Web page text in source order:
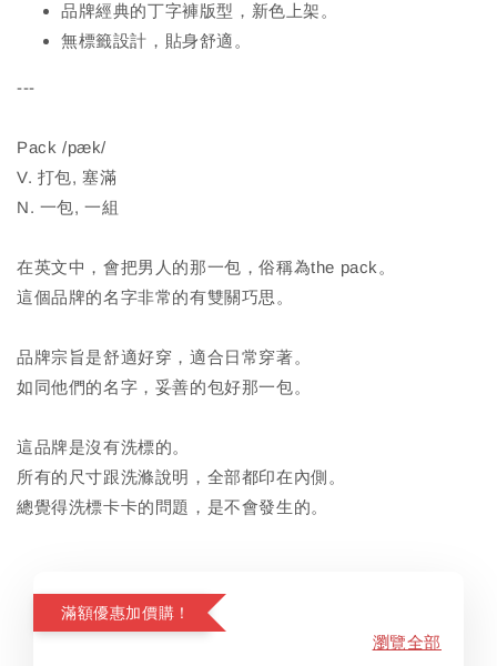
品牌經典的丁字褲版型，新色上架。
無標籤設計，貼身舒適。
---
Pack /pæk/
V. 打包, 塞滿
N. 一包, 一組
在英文中，會把男人的那一包，俗稱為the pack。
這個品牌的名字非常的有雙關巧思。
品牌宗旨是舒適好穿，適合日常穿著。
如同他們的名字，妥善的包好那一包。
這品牌是沒有洗標的。
所有的尺寸跟洗滌說明，全部都印在內側。
總覺得洗標卡卡的問題，是不會發生的。
滿額優惠加價購！
瀏覽全部